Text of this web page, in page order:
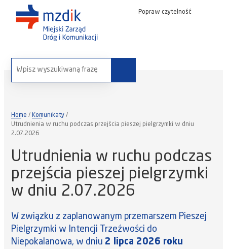
Popraw czytelność
wyszukaj na stronie:
Home
Komunikaty
Utrudnienia w ruchu podczas przejścia pieszej pielgrzymki w dniu
2.07.2026
Utrudnienia w ruchu podczas
przejścia pieszej pielgrzymki
w dniu 2.07.2026
W związku z zaplanowanym przemarszem Pieszej
Pielgrzymki w Intencji Trzeźwości do
Niepokalanowa, w dniu 2 lipca 2026 roku